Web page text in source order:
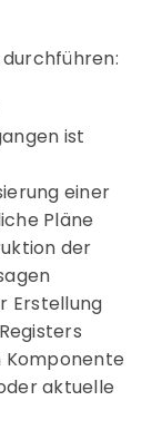
durchführen:
ist
einer
Pläne
der
Erstellung
aktuelle